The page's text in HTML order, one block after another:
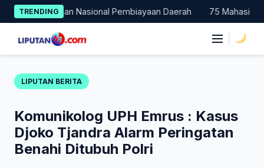
Skip
to
content
TRENDINGNasional Pembiayaan Daerah 75 Mahasiswa
LIPUTAN BERITA
Komunikolog UPH Emrus : Kasus
Djoko Tjandra Alarm Peringatan
Benahi Ditubuh Polri